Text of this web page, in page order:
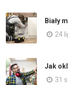
Biały
24
Jak
31